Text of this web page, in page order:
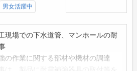
男女活躍中
現場での下水道管、マンホールの耐
の作業に関する部材や機材の調達